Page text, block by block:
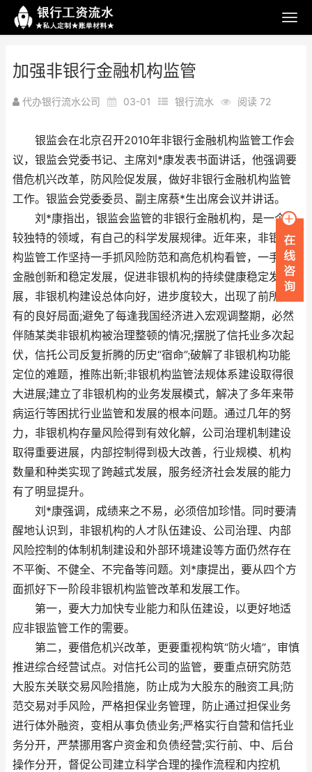
加强非银行金融机构监管
代办银行流水公司 03-01 银行流水 阅读 72
银监会在北京召开2010年非银行金融机构监管工作会
议，银监会党委书记、主席刘*康发表书面讲话，他强调要
借危机兴改革，防风险促发展，做好非银行金融机构监管
工作。银监会党委委员、副主席蔡*生出席会议并讲话。
刘*康指出，银监会监管的非银行金融机构，是一个比
较独特的领域，有自己的科学发展规律。近年来，非银机
构监管工作坚持一手抓风险防范和高危机构看管，一手抓
金融创新和稳定发展，促进非银机构的持续健康稳定发
展，非银机构建设总体向好，进步度较大，出现了前所未
有的良好局面;避免了每逢我国经济进入宏观调整期，必然
伴随某类非银机构被治理整顿的情况;摆脱了信托业多次起
伏，信托公司反复折腾的历史“宿命”;破解了非银机构功能
定位的难题，推陈出新;非银机构监管法规体系建设取得很
大进展;建立了非银机构的业务发展模式，解决了多年来带
病运行等困扰行业监管和发展的根本问题。通过几年的努
力，非银机构存量风险得到有效化解，公司治理机制建设
取得重要进展，内部控制得到极大改善，行业规模、机构
数量和种类实现了跨越式发展，服务经济社会发展的能力
有了明显提升。
刘*康强调，成绩来之不易，必须倍加珍惜。同时要清
醒地认识到，非银机构的人才队伍建设、公司治理、内部
风险控制的体制机制建设和外部环境建设等方面仍然存在
不平衡、不健全、不完备等问题。刘*康提出，要从四个方
面抓好下一阶段非银机构监管改革和发展工作。
第一，要大力加快专业能力和队伍建设，以更好地适
应非银监管工作的需要。
第二，要借危机兴改革，更要重视构筑“防火墙”，审慎
推进综合经营试点。对信托公司的监管，要重点研究防范
大股东关联交易风险措施，防止成为大股东的融资工具;防
范交易对手风险，严格担保业务管理，防止通过担保业务
进行体外融资，变相从事负债业务;严格实行自营和信托业
务分开，严禁挪用客户资金和负债经营;实行前、中、后台
操作分开，督促公司建立科学合理的操作流程和内控机